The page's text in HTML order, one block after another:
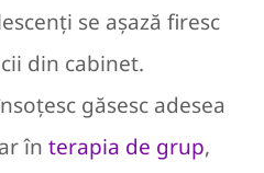
se așază firesc
din cabinet.
găsesc adesea
în terapia de grup,